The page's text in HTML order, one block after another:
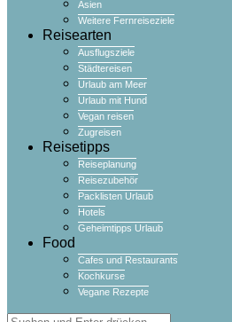
Asien
Weitere Fernreiseziele
Reisearten
Ausflugsziele
Städtereisen
Urlaub am Meer
Urlaub mit Hund
Vegan reisen
Zugreisen
Reisetipps
Reiseplanung
Reisezubehör
Packlisten Urlaub
Hotels
Geheimtipps Urlaub
Food
Cafes und Restaurants
Kochkurse
Vegane Rezepte